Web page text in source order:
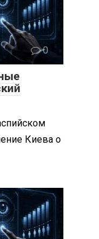
0
Киева о